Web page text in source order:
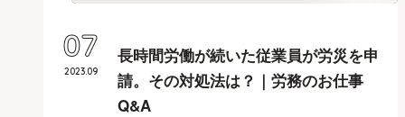
長時間労働が続いた従業員が労災を申
請。その対処法は？｜労務のお仕事
Q&A
2023.09
07